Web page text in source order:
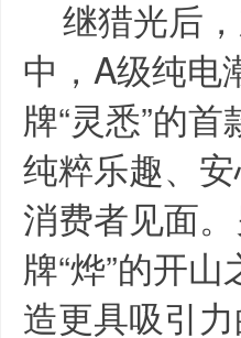
继猎光后
中，A级纯电
牌“灵悉”的
纯粹乐趣、
消费者见面
牌“烨”的开
造更具吸引